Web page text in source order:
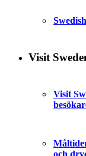
Visit
Visit
och